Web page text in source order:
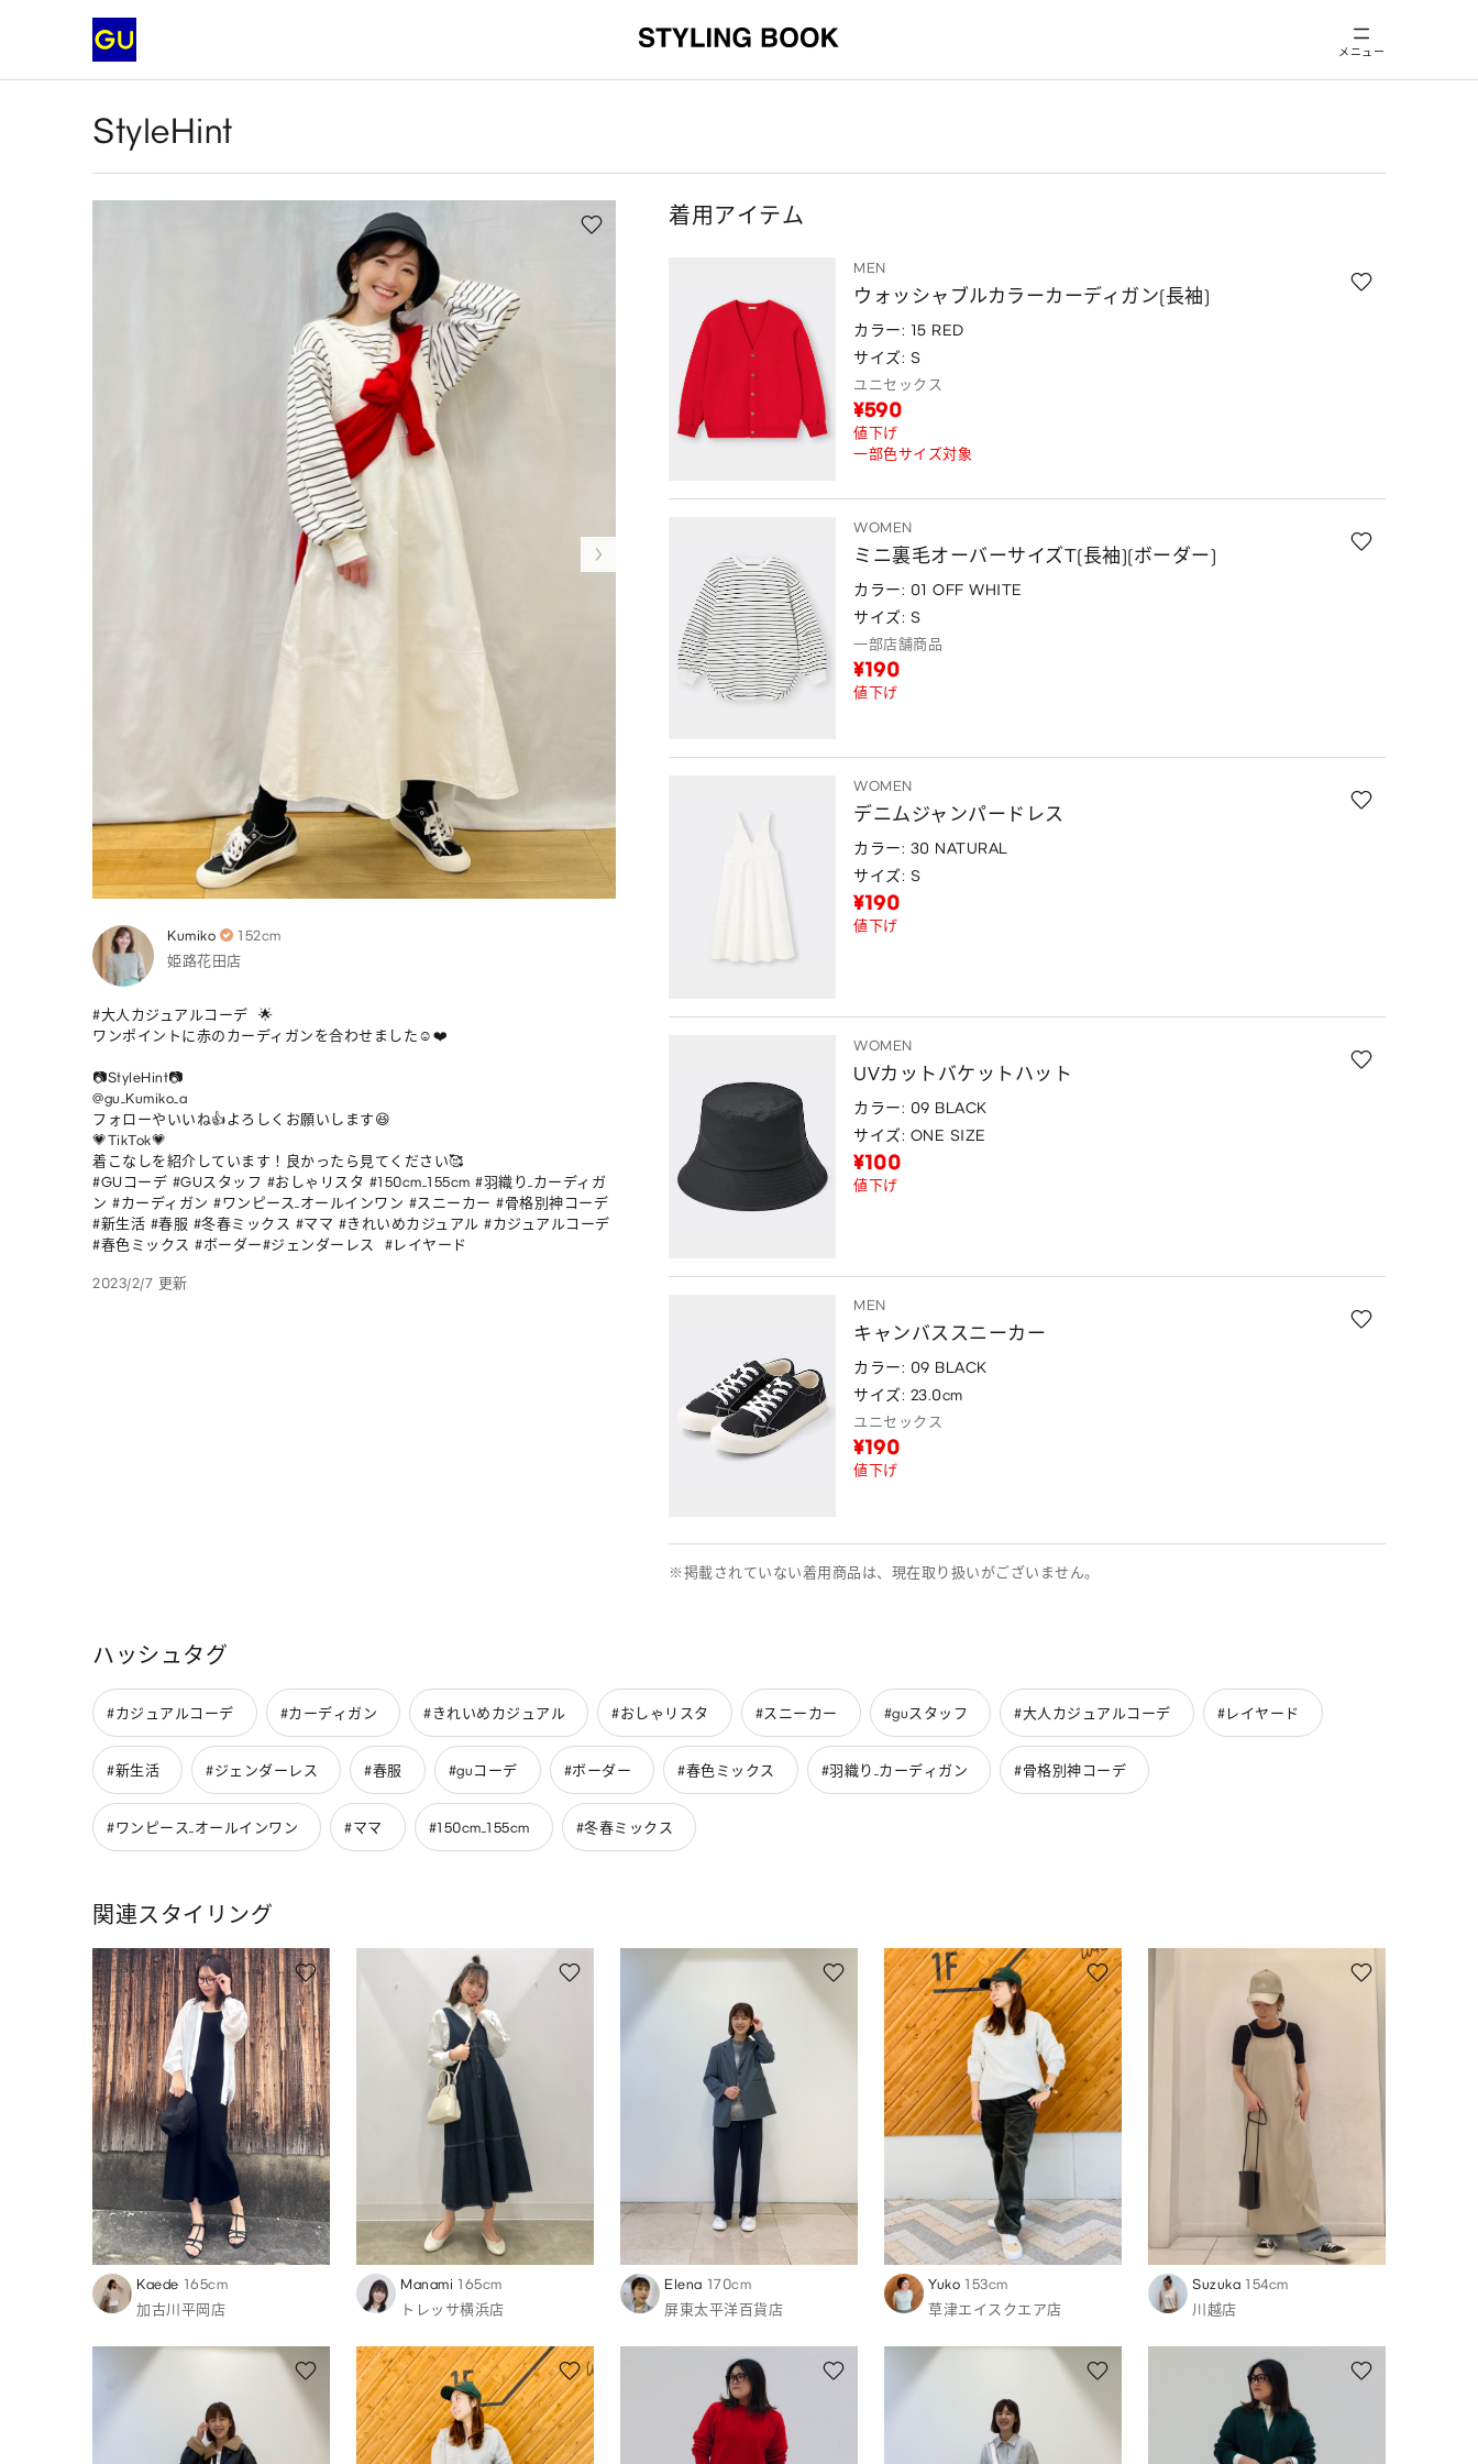
メニュー
StyleHint
Kumiko
152cm
姫路花田店
#大人カジュアルコーデ  🌟
ワンポイントに赤のカーディガンを合わせました☺️❤️
📷StyleHint📷
@gu_Kumiko_a
フォローやいいね👍よろしくお願いします😆
💗TikTok💗
着こなしを紹介しています！良かったら見てください🥰
#GUコーデ #GUスタッフ #おしゃリスタ #150cm_155cm #羽織り_カーディガ
ン #カーディガン #ワンピース_オールインワン #スニーカー #骨格別神コーデ
#新生活 #春服 #冬春ミックス #ママ #きれいめカジュアル #カジュアルコーデ
#春色ミックス #ボーダー#ジェンダーレス  #レイヤード
2023/2/7 更新
着用アイテム
MEN
ウォッシャブルカラーカーディガン(長袖)
カラー: 15 RED
サイズ: S
ユニセックス
¥590
値下げ
一部色サイズ対象
WOMEN
ミニ裏毛オーバーサイズT(長袖)(ボーダー)
カラー: 01 OFF WHITE
サイズ: S
一部店舗商品
¥190
値下げ
WOMEN
デニムジャンパードレス
カラー: 30 NATURAL
サイズ: S
¥190
値下げ
WOMEN
UVカットバケットハット
カラー: 09 BLACK
サイズ: ONE SIZE
¥100
値下げ
MEN
キャンバススニーカー
カラー: 09 BLACK
サイズ: 23.0cm
ユニセックス
¥190
値下げ
※掲載されていない着用商品は、現在取り扱いがございません。
ハッシュタグ
#カジュアルコーデ #カーディガン #きれいめカジュアル #おしゃリスタ #スニーカー #guスタッフ #大人カジュアルコーデ #レイヤード
#新生活 #ジェンダーレス #春服 #guコーデ #ボーダー #春色ミックス #羽織り_カーディガン #骨格別神コーデ
#ワンピース_オールインワン #ママ #150cm_155cm #冬春ミックス
関連スタイリング
Kaede 165cm
加古川平岡店
Manami 165cm
トレッサ横浜店
Elena 170cm
屏東太平洋百貨店
Yuko 153cm
草津エイスクエア店
Suzuka 154cm
川越店